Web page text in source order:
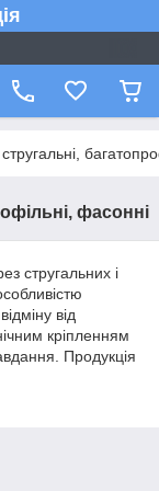
фасонні
стругальних і
від
кріпленням
Продукція
циліндричні,
терміну.
кошти на